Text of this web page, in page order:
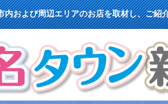
内および周辺エリアのお店を取材し、ご紹